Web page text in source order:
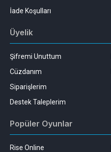
İade Koşulları
Üyelik
Şifremi Unuttum
Cüzdanım
Siparişlerim
Destek Taleplerim
Popüler Oyunlar
Rise Online